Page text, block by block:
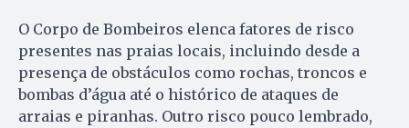
O Corpo de Bombeiros elenca fatores de risco
presentes nas praias locais, incluindo desde a
presença de obstáculos como rochas, troncos e
bombas d’água até o histórico de ataques de
arraias e piranhas. Outro risco pouco lembrado,